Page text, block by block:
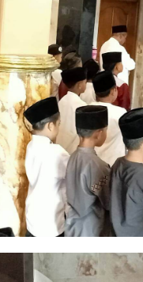
Sholat Berjama'ah
Imtak dan Iptek bersinergi